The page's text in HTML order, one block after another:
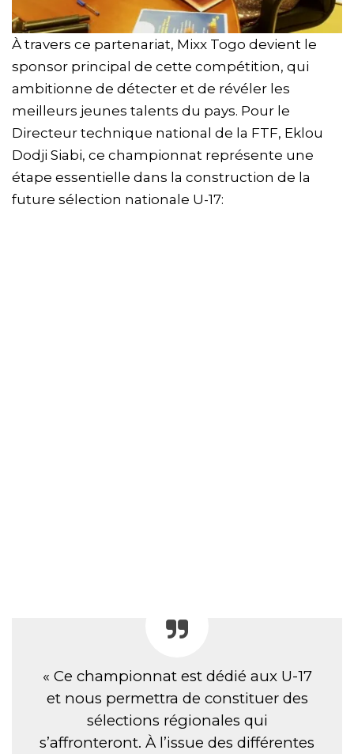
À travers ce partenariat, Mixx Togo devient le
sponsor principal de cette compétition, qui
ambitionne de détecter et de révéler les
meilleurs jeunes talents du pays. Pour le
Directeur technique national de la FTF, Eklou
Dodji Siabi, ce championnat représente une
étape essentielle dans la construction de la
future sélection nationale U-17:
« Ce championnat est dédié aux U-17
et nous permettra de constituer des
sélections régionales qui
s’affronteront. À l’issue des différentes